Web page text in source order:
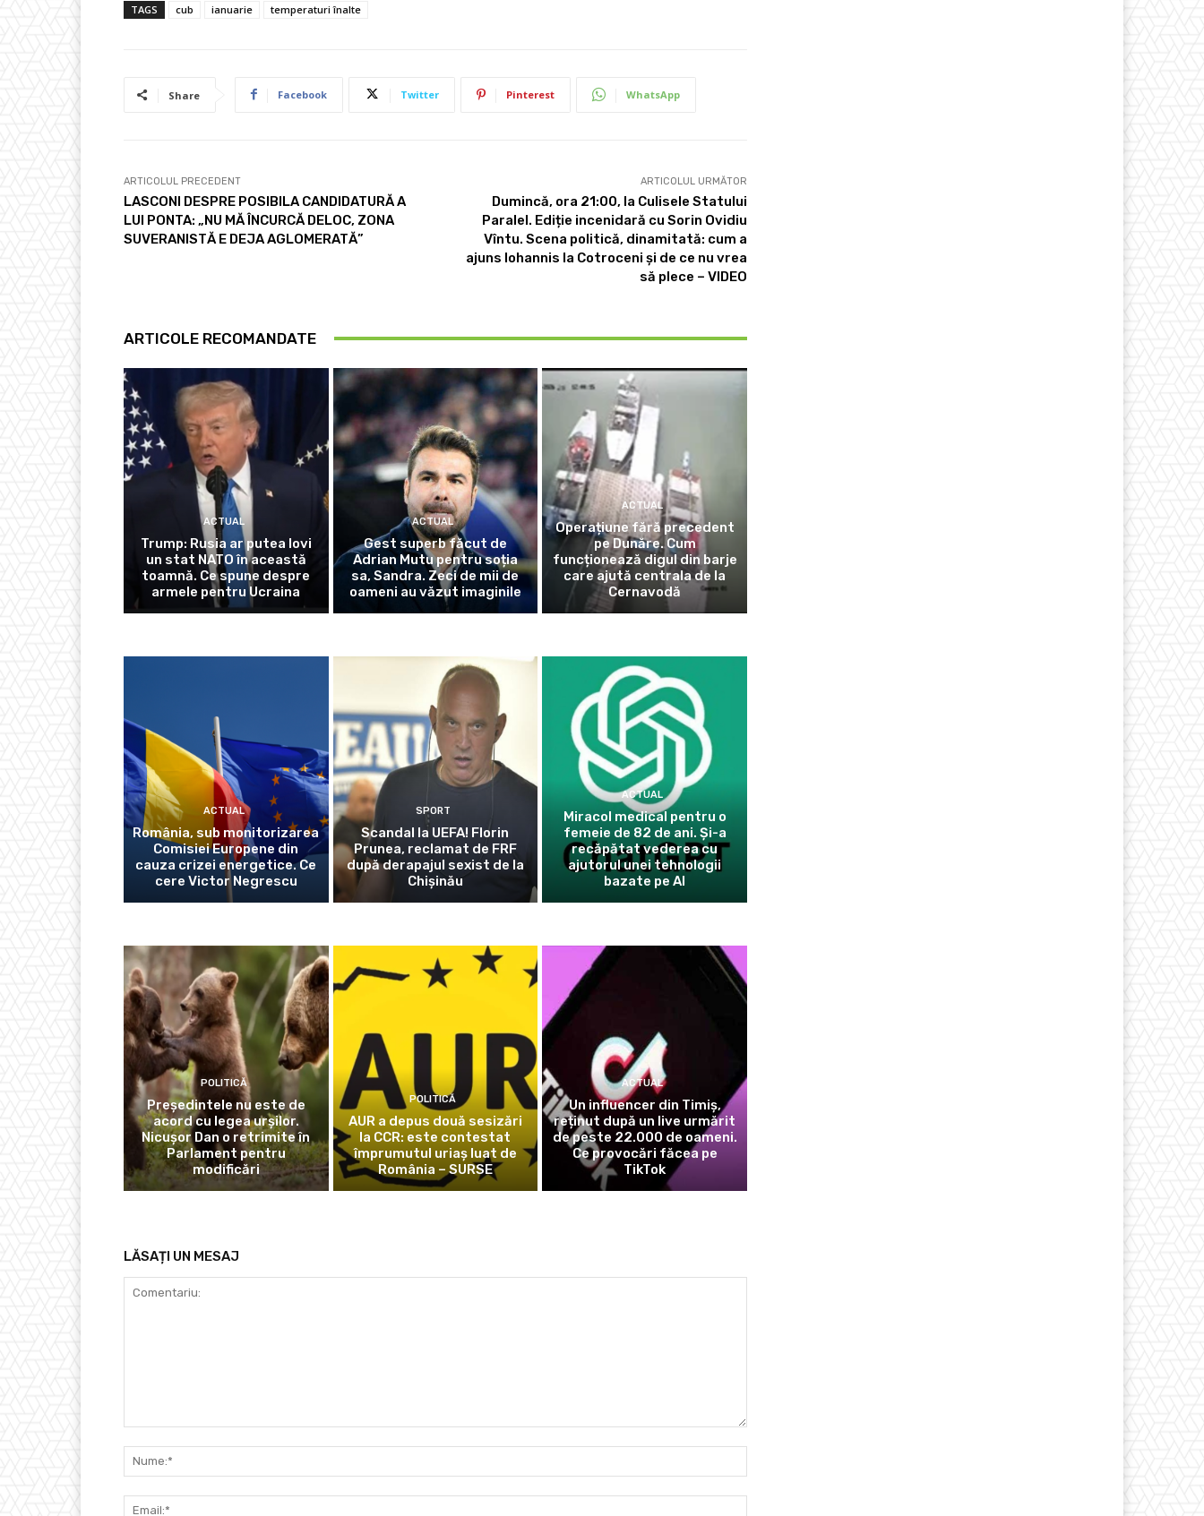
TAGS cub ianuarie temperaturi înalte
Share Facebook Twitter Pinterest WhatsApp
ARTICOLUL PRECEDENT
LASCONI DESPRE POSIBILA CANDIDATURĂ A
LUI PONTA: „NU MĂ ÎNCURCĂ DELOC, ZONA
SUVERANISTĂ E DEJA AGLOMERATĂ”
ARTICOLUL URMĂTOR
Dumincă, ora 21:00, la Culisele Statului
Paralel. Ediție incenidară cu Sorin Ovidiu
Vîntu. Scena politică, dinamitată: cum a
ajuns Iohannis la Cotroceni și de ce nu vrea
să plece – VIDEO
ARTICOLE RECOMANDATE
ACTUAL
Trump: Rusia ar putea lovi
un stat NATO în această
toamnă. Ce spune despre
armele pentru Ucraina
ACTUAL
Gest superb făcut de
Adrian Mutu pentru soția
sa, Sandra. Zeci de mii de
oameni au văzut imaginile
ACTUAL
Operațiune fără precedent
pe Dunăre. Cum
funcționează digul din barje
care ajută centrala de la
Cernavodă
ACTUAL
România, sub monitorizarea
Comisiei Europene din
cauza crizei energetice. Ce
cere Victor Negrescu
SPORT
Scandal la UEFA! Florin
Prunea, reclamat de FRF
după derapajul sexist de la
Chișinău
ACTUAL
Miracol medical pentru o
femeie de 82 de ani. Și-a
recăpătat vederea cu
ajutorul unei tehnologii
bazate pe AI
POLITICĂ
Președintele nu este de
acord cu legea urșilor.
Nicușor Dan o retrimite în
Parlament pentru
modificări
POLITICĂ
AUR a depus două sesizări
la CCR: este contestat
împrumutul uriaș luat de
România – SURSE
ACTUAL
Un influencer din Timiș,
reținut după un live urmărit
de peste 22.000 de oameni.
Ce provocări făcea pe
TikTok
LĂSAȚI UN MESAJ